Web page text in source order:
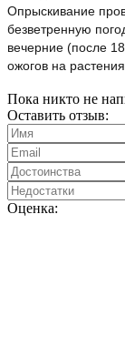
Опрыскивание
безветренную
вечерние (после
ожогов на
Пока никто не
Оставить отзыв:
Оценка: